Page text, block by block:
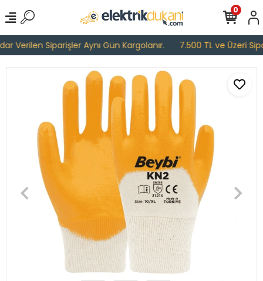
Verilen Siparişler Aynı Gün Kargolanır. 7.500 TL ve Üzeri
0